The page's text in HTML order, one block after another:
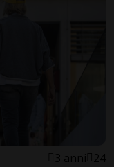
3 anni 24